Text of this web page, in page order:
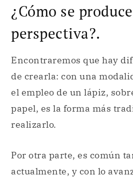
¿Cómo se
perspectiva?.
Encontraremos que hay
de crearla: con una
el empleo de un lápiz,
papel, es la forma más
realizarlo.
Por otra parte, es común
actualmente, y con lo